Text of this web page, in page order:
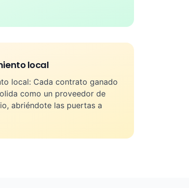
local
local: Cada contrato ganado
como un proveedor de
abriéndote las puertas a